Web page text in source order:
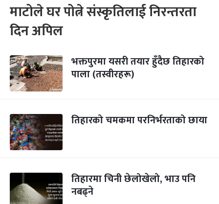
माटोले घर पोत्ने संस्कृतिलाई निरन्तरता
दिन अपिल
भक्तपुरमा यसरी तयार हुँदैछ तिहारको
पाला (तस्वीरहरू)
तिहारको चमकमा परनिर्भरताको छाया
तिहारमा चिनी छेलोखेलो, भाउ पनि
नबढ्ने